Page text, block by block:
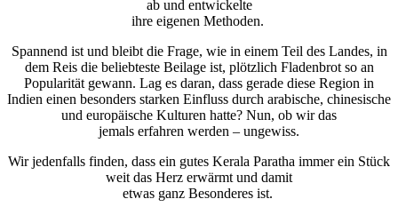
ab und entwickelte
ihre eigenen Methoden.
Spannend ist und bleibt die Frage, wie in einem Teil des Landes, in
dem Reis die beliebteste Beilage ist, plötzlich Fladenbrot so an
Popularität gewann. Lag es daran, dass gerade diese Region in
Indien einen besonders starken Einfluss durch arabische, chinesische
und europäische Kulturen hatte? Nun, ob wir das
jemals erfahren werden – ungewiss.
Wir jedenfalls finden, dass ein gutes Kerala Paratha immer ein Stück
weit das Herz erwärmt und damit
etwas ganz Besonderes ist.